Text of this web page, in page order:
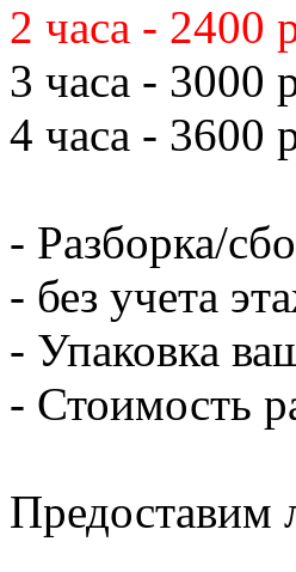
2 часа - 2400
3 часа - 3000
4 часа - 3600
- Разборка/
- без учета
- Упаковка
- Стоимость
Предоставим